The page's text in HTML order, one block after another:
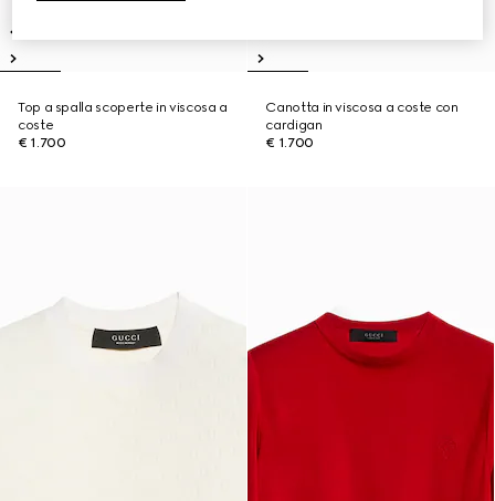
Top a spalla scoperte in viscosa a
coste
€ 1.700
Canotta in viscosa a coste con
cardigan
€ 1.700